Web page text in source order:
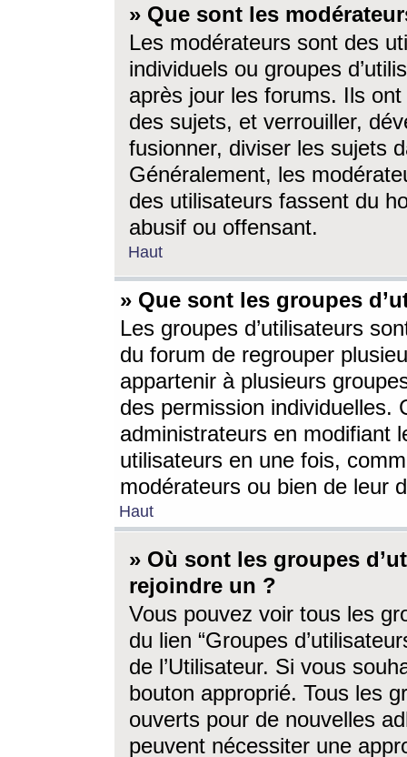
» Que sont les
Les modérateurs sont des
individuels ou groupes
après jour les forums. Ils ont
des sujets, et verrouiller,
fusionner, diviser les sujets
Généralement, les
des utilisateurs fassent du
abusif ou offensant.
Haut
» Que sont les groupes
Les groupes d’utilisateurs
du forum de regrouper
appartenir à plusieurs
des permission individuelles.
administrateurs en modifiant
utilisateurs en une fois,
modérateurs ou bien de leur
Haut
» Où sont les groupes
rejoindre un ?
Vous pouvez voir tous les
du lien “Groupes
de l’Utilisateur. Si vous
bouton approprié. Tous les
ouverts pour de nouvelles
peuvent nécessiter une